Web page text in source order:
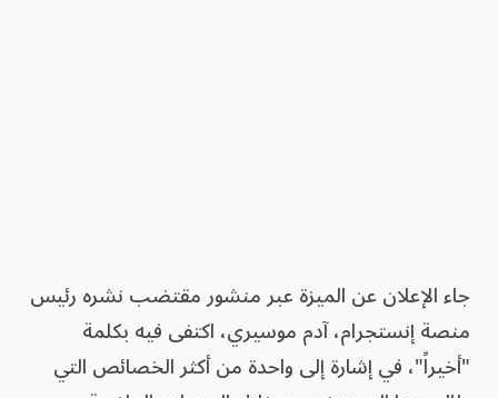
جاء الإعلان عن الميزة عبر منشور مقتضب نشره رئيس
منصة إنستجرام، آدم موسيري، اكتفى فيه بكلمة
"أخيراً"، في إشارة إلى واحدة من أكثر الخصائص التي